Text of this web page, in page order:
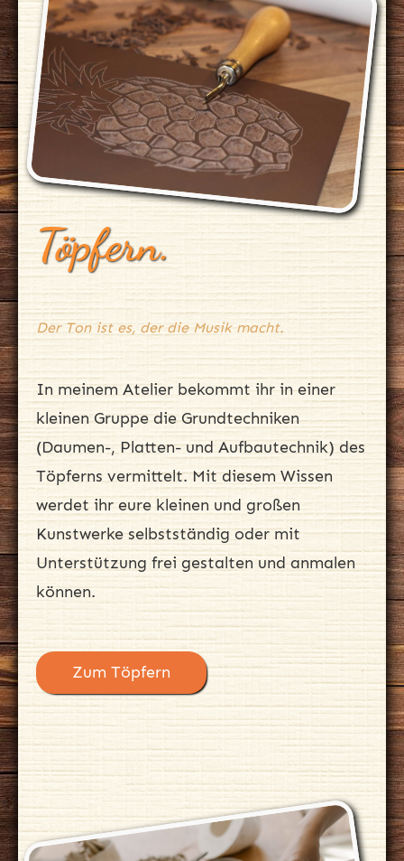
Töpfern.
Der Ton ist es, der die Musik macht.
In meinem Atelier bekommt ihr in einer
kleinen Gruppe die Grundtechniken
(Daumen-, Platten- und Aufbautechnik) des
Töpferns vermittelt. Mit diesem Wissen
werdet ihr eure kleinen und großen
Kunstwerke selbstständig oder mit
Unterstützung frei gestalten und anmalen
können.
Zum Töpfern